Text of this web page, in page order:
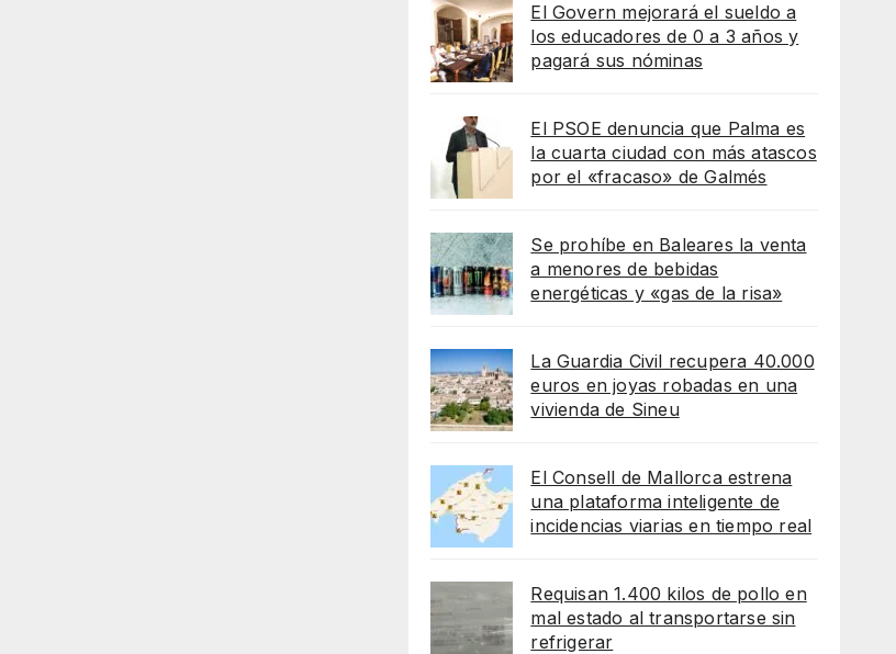
El Govern mejorará el sueldo a
los educadores de 0 a 3 años y
pagará sus nóminas
El PSOE denuncia que Palma es
la cuarta ciudad con más atascos
por el «fracaso» de Galmés
Se prohíbe en Baleares la venta
a menores de bebidas
energéticas y «gas de la risa»
La Guardia Civil recupera 40.000
euros en joyas robadas en una
vivienda de Sineu
El Consell de Mallorca estrena
una plataforma inteligente de
incidencias viarias en tiempo real
Requisan 1.400 kilos de pollo en
mal estado al transportarse sin
refrigerar